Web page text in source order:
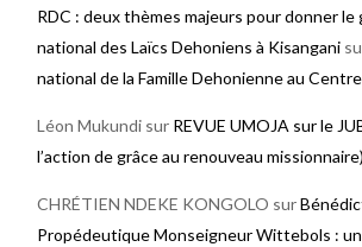
RDC : deux thèmes majeurs pour donner le
national des Laïcs Dehoniens à Kisangani
national de la Famille Dehonienne au
Léon Mukundi sur REVUE UMOJA sur le
l’action de grâce au renouveau missionnaire)
CHRÉTIEN NDEKE KONGOLO sur
Propédeutique Monseigneur Wittebols :